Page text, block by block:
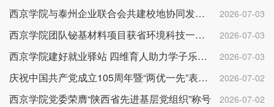
西京学院与泰州企业联合会共建校地协同发展平台 2026-07-03
西京学院团队铋基材料项目获省环境科技一等奖 2026-07-03
西京学院建好就业驿站 四维育人助力学子乐业成才 2026-07-03
庆祝中国共产党成立105周年暨“两优一先”表彰大会举行 2026-07-02
西京学院党委荣膺“陕西省先进基层党组织”称号 2026-07-02